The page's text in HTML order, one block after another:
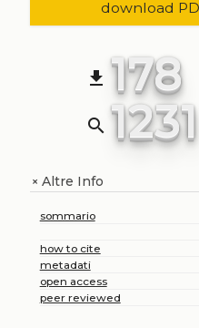
download
file_download 178
search 1231
+Altre Info
sommario
how to cite
metadati
open access
peer reviewed